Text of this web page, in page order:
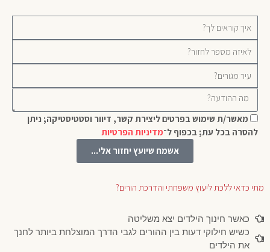
מאשר/ת שימוש בפרטים ליצירת קשר, דיוור וסטטיסטיקה; ניתן
להסרה בכל עת; בכפוף ל־מדיניות הפרטיות
אשמח שיועץ יחזור אלי...
מתי כדאי ללכת ליעוץ משפחתי והדרכת הורים?
כאשר חינוך הילדים יצא משליטה
כשיש חילוקי דעות בין ההורים לגבי הדרך המוצלחת ביותר לחנך
את הילדים